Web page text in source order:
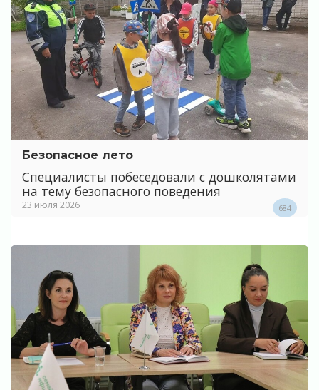
Безопасное лето
Специалисты побеседовали с дошколятами
на тему безопасного поведения
23 июля 2026 684